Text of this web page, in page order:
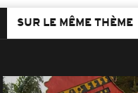
SUR LE MÊME THÈME